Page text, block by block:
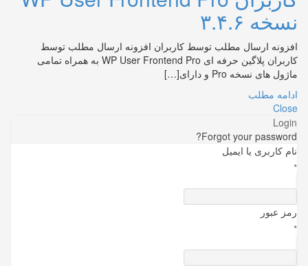
نسخه ۳.۴.۶
افزونه ارسال مطلب توسط کاربران افزونه ارسال مطلب توسط
کاربران پلاگین حرفه ای WP User Frontend Pro به همراه تمامی
ماژول های نسخه Pro و دارای[…]
ادامه مطلب
Close
Login
Forgot your password?
نام کاربری یا ایمیل
*
رمز عبور
*